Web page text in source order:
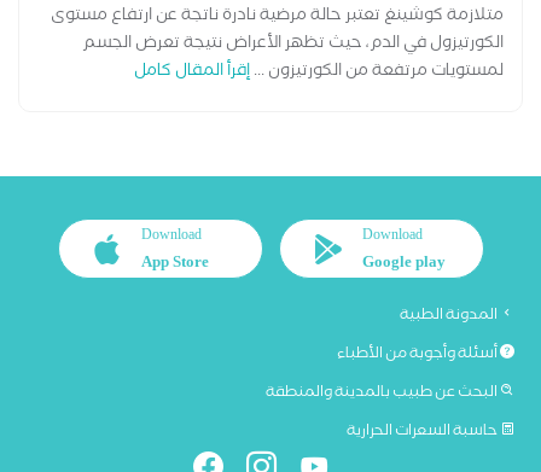
متلازمة كوشينغ تعتبر حالة مرضية نادرة ناتجة عن ارتفاع مستوى
الكورتيزول في الدم، حيث تظهر الأعراض نتيجة تعرض الجسم
لمستويات مرتفعة من الكورتيزون ...إقرأ المقال كامل
Download
Google play
Download
App Store
المدونة الطبية
أسئلة وأجوبة من الأطباء
البحث عن طبيب بالمدينة والمنطقة
حاسبة السعرات الحرارية